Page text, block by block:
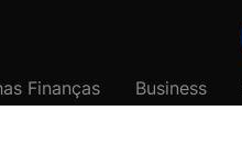
Finanças Business